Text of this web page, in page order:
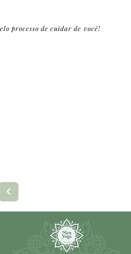
processo de cuidar de você!